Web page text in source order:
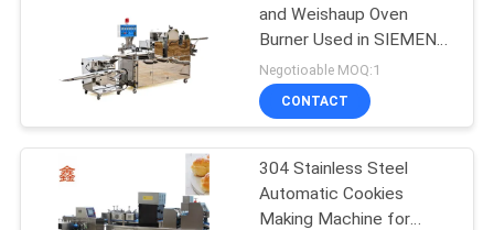
Machine de
déposant de biscuit
6
and Weishaup Oven
Burner Used in SIEMENS
PLC Controlled Cookie
Production Line for B2B
Products
Negotioable MOQ:1
CONTACT
304 Stainless Steel
Automatic Cookies
Making Machine for